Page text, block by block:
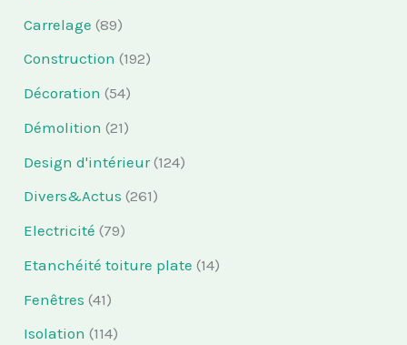
Carrelage (89)
Construction (192)
Décoration (54)
Démolition (21)
Design d'intérieur(124)
Divers&Actus (261)
Electricité (79)
Etanchéité toiture plate (14)
Fenêtres (41)
Isolation (114)